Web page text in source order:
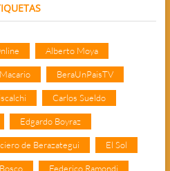
Alberto Moya
BeraUnPaisTV
Carlos Sueldo
Edgardo Boyraz
de Berazategui El Sol
Federico Ramondi